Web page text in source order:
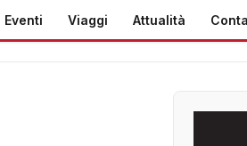
Eventi Viaggi Attualità